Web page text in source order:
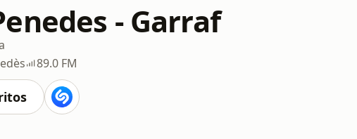
- Garraf
89.0 FM